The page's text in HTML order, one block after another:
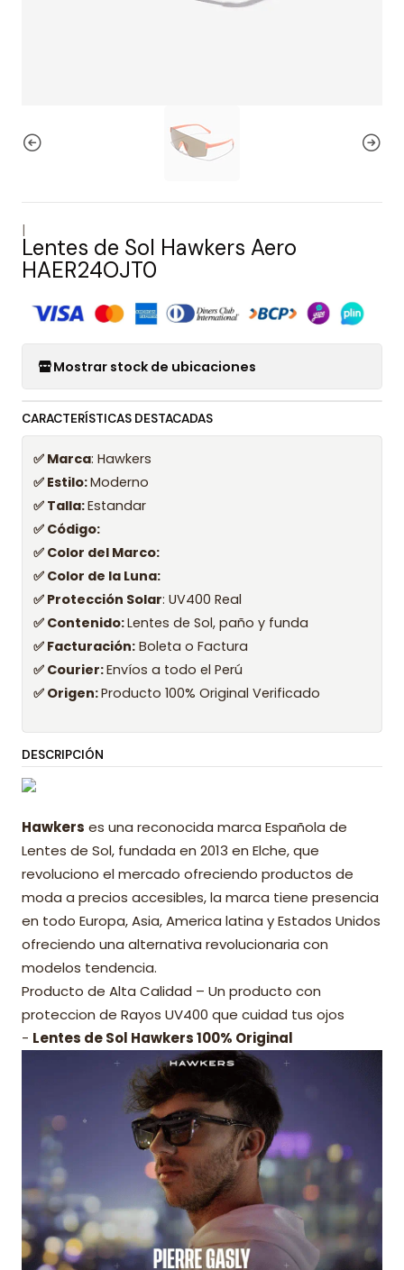
|
Lentes de Sol Hawkers Aero
HAER24OJT0
Mostrar stock de ubicaciones
CARACTERÍSTICAS DESTACADAS
✅ Marca: Hawkers
✅ Estilo:Moderno
✅ Talla:Estandar
✅ Código:
✅ Color del Marco:
✅ Color de la Luna:
✅ Protección Solar: UV400 Real
✅ Contenido:Lentes de Sol, paño y funda
✅ Facturación: Boleta o Factura
✅ Courier:Envíos a todo el Perú
✅ Origen:Producto 100% Original Verificado
DESCRIPCIÓN
Hawkers es una reconocida marca Española de
Lentes de Sol, fundada en 2013 en Elche, que
revoluciono el mercado ofreciendo productos de
moda a precios accesibles, la marca tiene presencia
en todo Europa, Asia, America latina y Estados Unidos
ofreciendo una alternativa revolucionaria con
modelos tendencia.
Producto de Alta Calidad – Un producto con
proteccion de Rayos UV400 que cuidad tus ojos
- Lentes de Sol Hawkers 100% Original